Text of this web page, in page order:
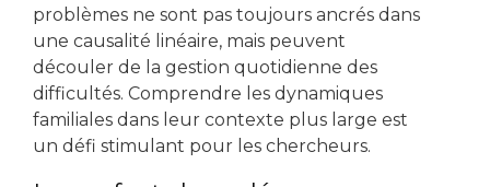
problèmes ne sont pas toujours ancrés dans
une causalité linéaire, mais peuvent
découler de la gestion quotidienne des
difficultés. Comprendre les dynamiques
familiales dans leur contexte plus large est
un défi stimulant pour les chercheurs.